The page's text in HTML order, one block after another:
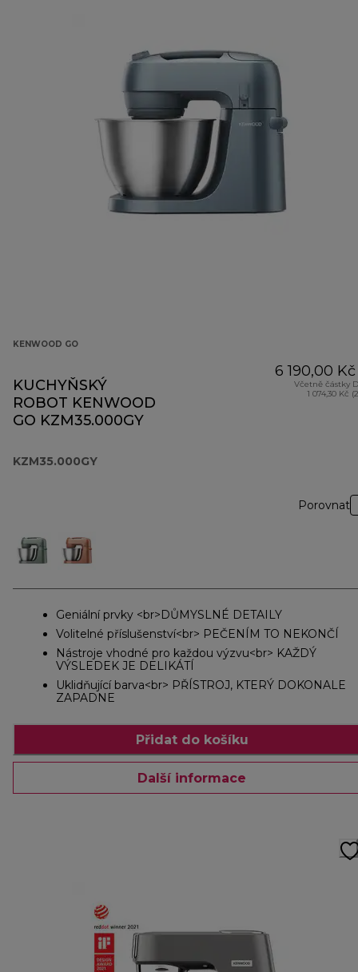
KENWOOD GO
KUCHYŇSKÝ
ROBOT KENWOOD
GO KZM35.000GY
KZM35.000GY
6 190,00 Kč
Včetně částky
1 074,30 Kč
Porovnat
Geniální prvky <br>DŮMYSLNÉ DETAILY
Volitelné příslušenství<br> PEČENÍM TO NEKONČÍ
Nástroje vhodné pro každou výzvu<br> KAŽDÝ
VÝSLEDEK JE DELIKÁTÍ
Uklidňující barva<br> PŘÍSTROJ, KTERÝ DOKONALE
ZAPADNE
Přidat do košíku
Další informace